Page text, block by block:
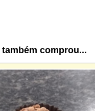
também comprou...